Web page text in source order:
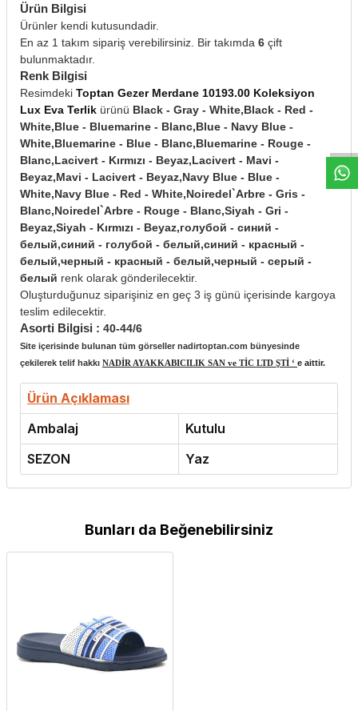
Ürün Bilgisi
Ürünler kendi kutusundadir.
En az 1 takım sipariş verebilirsiniz. Bir takımda 6 çift
bulunmaktadır.
Renk Bilgisi
Resimdeki Toptan Gezer Merdane 10193.00 Koleksiyon
Lux Eva Terlik ürünü Black - Gray - White,Black - Red -
White,Blue - Bluemarine - Blanc,Blue - Navy Blue -
White,Bluemarine - Blue - Blanc,Bluemarine - Rouge -
Blanc,Lacivert - Kırmızı - Beyaz,Lacivert - Mavi -
Beyaz,Mavi - Lacivert - Beyaz,Navy Blue - Blue -
White,Navy Blue - Red - White,Noiredel`Arbre - Gris -
Blanc,Noiredel`Arbre - Rouge - Blanc,Siyah - Gri -
Beyaz,Siyah - Kırmızı - Beyaz,голубой - синий -
белый,синий - голубой - белый,синий - красный -
белый,черный - красный - белый,черный - серый -
белый renk olarak gönderilecektir.
Oluşturduğunuz siparişiniz en geç 3 iş günü içerisinde kargoya
teslim edilecektir.
Asorti Bilgisi : 40-44/6
Site içerisinde bulunan tüm görseller nadirtoptan.com bünyesinde
çekilerek telif hakkı NADİR AYAKKABICILIK SAN ve TİC LTD ŞTİ ‘ e aittir.
Ürün Açıklaması
Ambalaj
Kutulu
SEZON
Yaz
Bunları da Beğenebilirsiniz